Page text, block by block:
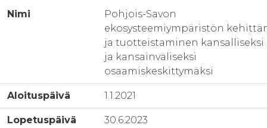
Nimi
Pohjois-Savon
ekosysteemiympäristön
ja tuotteistaminen kansalliseksi
ja kansainväliseksi
osaamiskeskittymäksi
Aloituspäivä 1.1.2021
Lopetuspäivä 30.6.2023